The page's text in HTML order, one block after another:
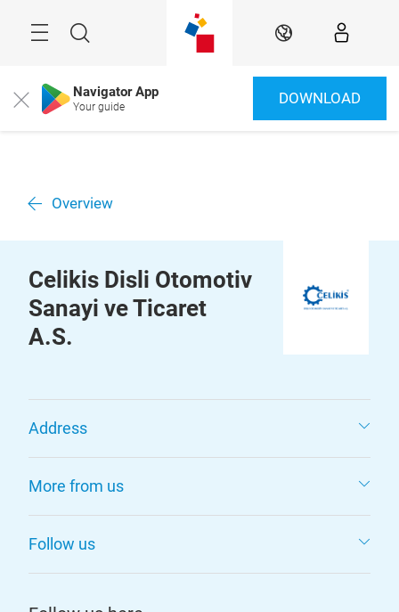
Suche DE
Close Navigator App
Your guide DOWNLOAD
Overview
Celikis Disli Otomotiv
Sanayi ve Ticaret
A.S.
Address
More from us
Follow us